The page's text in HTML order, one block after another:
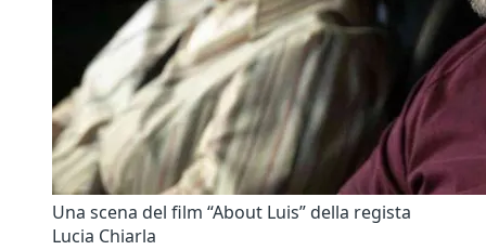
Una scena del film “About Luis” della regista
Lucia Chiarla